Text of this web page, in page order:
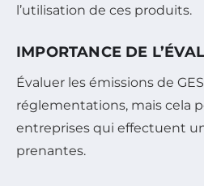
l’utilisation de ces produits.
IMPORTANCE DE
Évaluer les émissions de
réglementations, mais cela
entreprises qui effectuent
prenantes.